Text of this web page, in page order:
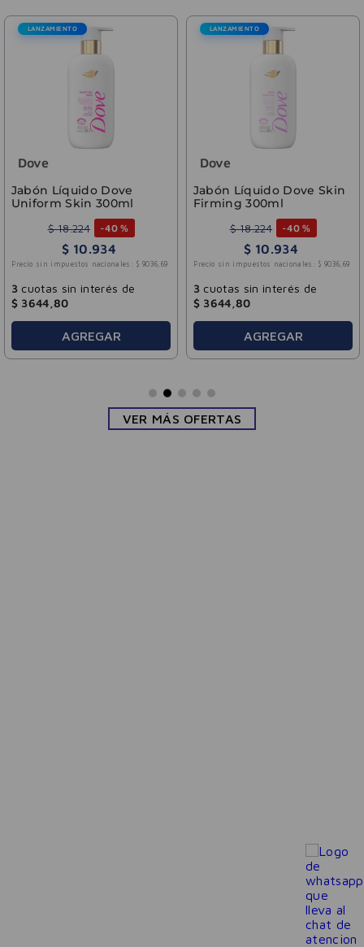
LANZAMIENTO
Dove
Jabón Líquido Dove
Uniform Skin 300ml
$ 18.224 -40 %
$ 10.934
Precio sin impuestos nacionales: $ 9036, 69
3 cuotas sin interés de
$ 3644 ,80
AGREGAR
LANZAMIENTO
Dove
Jabón Líquido Dove Skin
Firming 300ml
$ 18.224 -40 %
$ 10.934
Precio sin impuestos nacionales: $ 9036, 69
3 cuotas sin interés de
$ 3644 ,80
AGREGAR
VER MÁS OFERTAS